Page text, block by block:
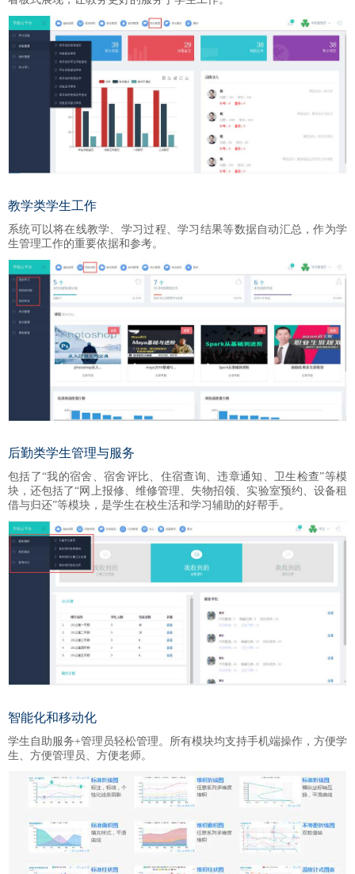
教学类学生工作
系统可以将在线教学、学习过程、学习结果等数据自动汇总，作为学
生管理工作的重要依据和参考。
后勤类学生管理与服务
包括了“我的宿舍、宿舍评比、住宿查询、违章通知、卫生检查”等模
块，还包括了“网上报修、维修管理、失物招领、实验室预约、设备租
借与归还”等模块，是学生在校生活和学习辅助的好帮手。
智能化和移动化
学生自助服务+管理员轻松管理。所有模块均支持手机端操作，方便学
生、方便管理员、方便老师。